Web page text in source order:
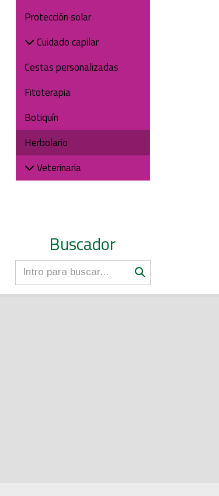
Protección solar
Cuidado capilar
Cestas personalizadas
Fitoterapia
Botiquín
Herbolario
Veterinaria
Buscador